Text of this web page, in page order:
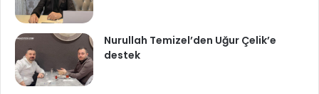
Nurullah Temizel’den Uğur Çelik’e
destek